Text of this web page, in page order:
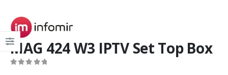
MAG 424 W3 IPTV Set Top Box